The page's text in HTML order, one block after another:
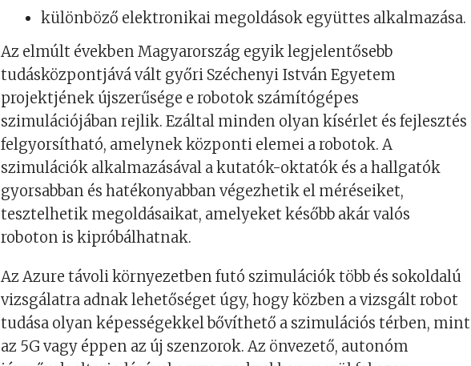
különböző elektronikai megoldások együttes alkalmazása.
Az elmúlt években Magyarország egyik legjelentősebb
tudásközpontjává vált győri Széchenyi István Egyetem
projektjének újszerűsége e robotok számítógépes
szimulációjában rejlik. Ezáltal minden olyan kísérlet és fejlesztés
felgyorsítható, amelynek központi elemei a robotok. A
szimulációk alkalmazásával a kutatók-oktatók és a hallgatók
gyorsabban és hatékonyabban végezhetik el méréseiket,
tesztelhetik megoldásaikat, amelyeket később akár valós
roboton is kipróbálhatnak.
Az Azure távoli környezetben futó szimulációk több és sokoldalú
vizsgálatra adnak lehetőséget úgy, hogy közben a vizsgált robot
tudása olyan képességekkel bővíthető a szimulációs térben, mint
az 5G vagy éppen az új szenzorok. Az önvezető, autonóm